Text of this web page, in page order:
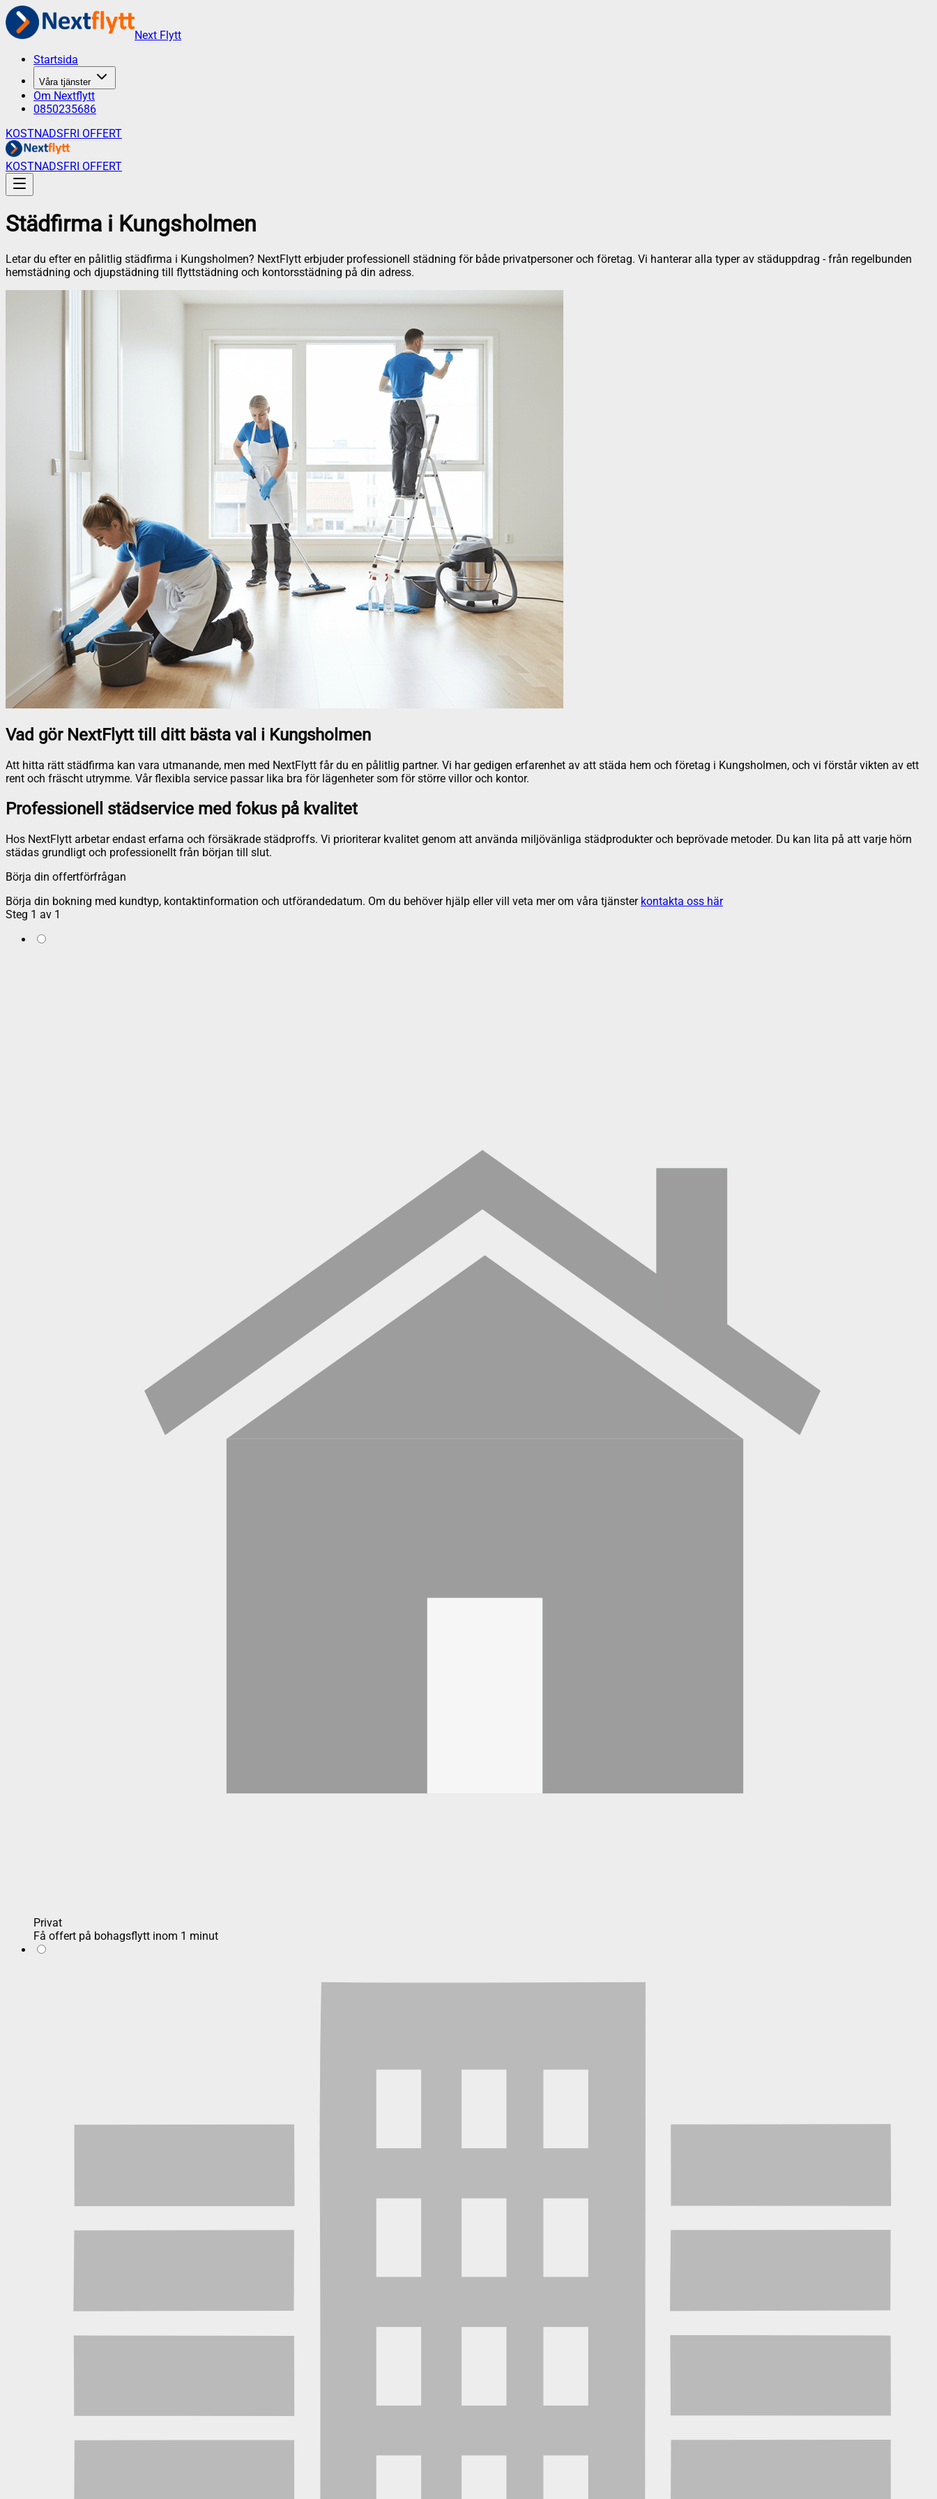
Next Flytt
Startsida
Våra tjänster
Om Nextflytt
0850235686
KOSTNADSFRI OFFERT
KOSTNADSFRI OFFERT
Städfirma i Kungsholmen
Letar du efter en pålitlig städfirma i Kungsholmen? NextFlytt erbjuder professionell städning för både privatpersoner och företag. Vi hanterar alla typer av städuppdrag - från regelbunden
hemstädning och djupstädning till flyttstädning och kontorsstädning på din adress.
Vad gör NextFlytt till ditt bästa val i Kungsholmen
Att hitta rätt städfirma kan vara utmanande, men med NextFlytt får du en pålitlig partner. Vi har gedigen erfarenhet av att städa hem och företag i Kungsholmen, och vi förstår vikten av ett
rent och fräscht utrymme. Vår flexibla service passar lika bra för lägenheter som för större villor och kontor.
Professionell städservice med fokus på kvalitet
Hos NextFlytt arbetar endast erfarna och försäkrade städproffs. Vi prioriterar kvalitet genom att använda miljövänliga städprodukter och beprövade metoder. Du kan lita på att varje hörn
städas grundligt och professionellt från början till slut.
Börja din offertförfrågan
Börja din bokning med kundtyp, kontaktinformation och utförandedatum. Om du behöver hjälp eller vill veta mer om våra tjänster kontakta oss här
Steg 1 av 1
Privat
Få offert på bohagsflytt inom 1 minut